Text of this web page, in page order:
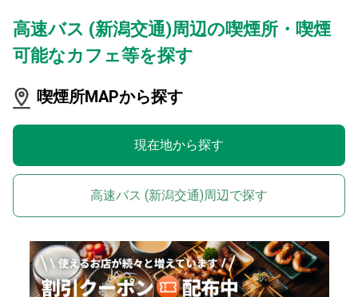
高速バス (新潟交通)周辺の喫煙所・喫煙
可能なカフェ等を探す
喫煙所MAPから探す
現在地から探す
高速バス (新潟交通)周辺で探す